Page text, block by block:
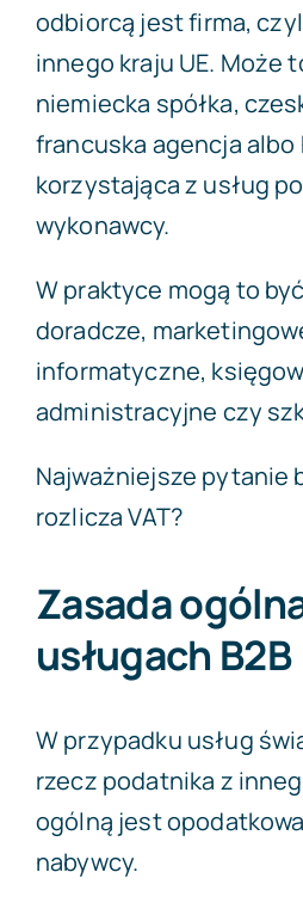
odbiorcą jest firma,
innego kraju UE. Może
niemiecka spółka,
francuska agencja
korzystająca z usług
wykonawcy.
W praktyce mogą to
doradcze,
informatyczne,
administracyjne czy
Najważniejsze pytanie
rozlicza VAT?
Zasada
usługach B2B
W przypadku usług
rzecz podatnika z
ogólną jest
nabywcy.